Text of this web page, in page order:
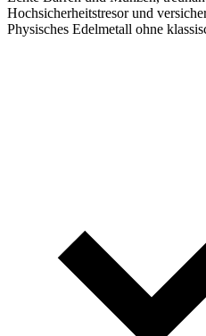
Hochsicherheitstresor und
Physisches Edelmetall ohne